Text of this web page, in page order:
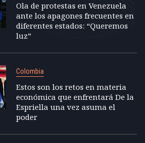
Ola de protestas en Venezuela
ante los apagones frecuentes en
diferentes estados: “Queremos
luz”
Colombia
Estos son los retos en materia
económica que enfrentará De la
Espriella una vez asuma el
poder